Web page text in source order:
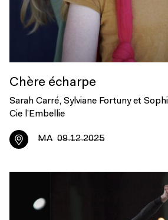
Chère écharpe
Sarah Carré, Sylviane Fortuny et
Cie l’Embellie
MA 09.12.2025